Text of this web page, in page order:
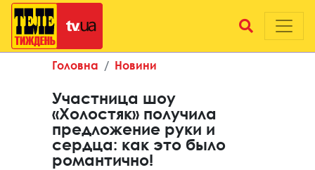
Головна Новини
Участница шоу
«Холостяк» получила
предложение руки и
сердца: как это было
романтично!